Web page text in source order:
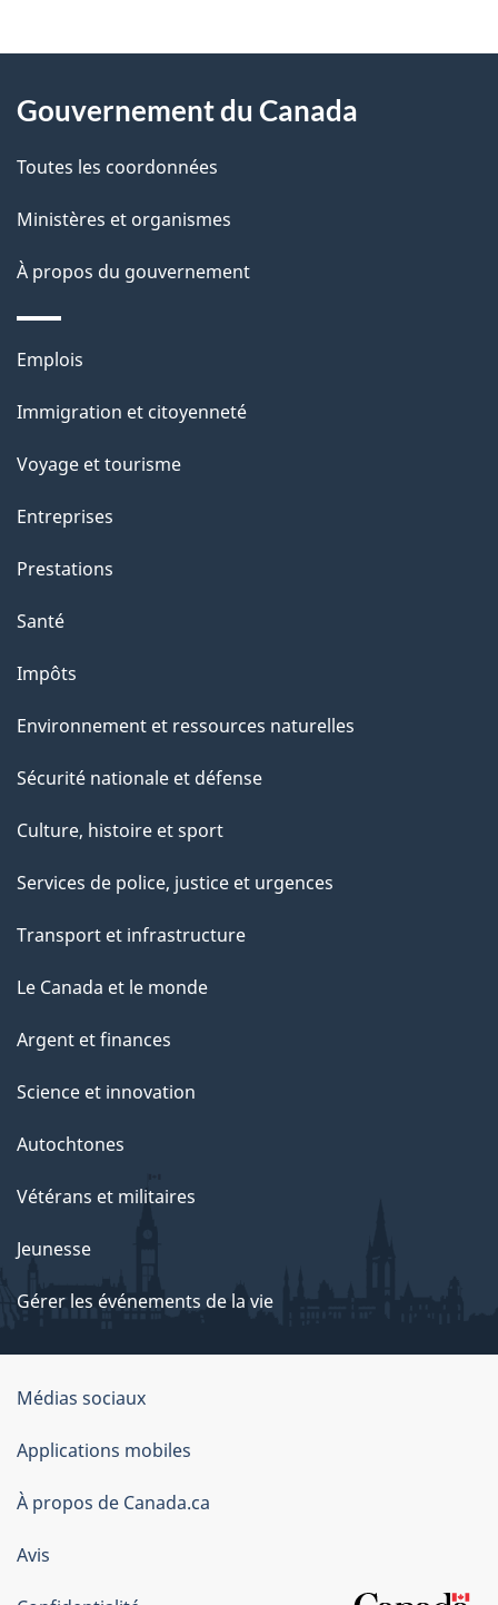
l
s
l
a
p
a
g
e
o
t
e
r
é
t
r
a
c
i
o
s
u
c
e
t
e
a
g
propos
de
ce
site
Gouvernement du Canada
Toutes les coordonnées
Ministères et organismes
À propos du gouvernement
Thèmes
sujets
Emplois
Immigration et citoyenneté
Voyage et tourisme
Entreprises
Prestations
Santé
Impôts
Environnement et ressources naturelles
Sécurité nationale et défense
Culture, histoire et sport
Services de police, justice et urgences
Transport et infrastructure
Le Canada et le monde
Argent et finances
Science et innovation
Autochtones
Vétérans et militaires
Jeunesse
Gérer les événements de la vie
Organisation
du
gouvernement
du
Canada
Médias sociaux
Applications mobiles
À propos de Canada.ca
Avis